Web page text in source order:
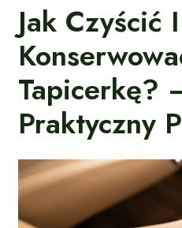
Jak Czyścić I
Tapicerkę?
Praktyczny